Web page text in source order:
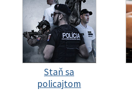
Staň sa
policajtom